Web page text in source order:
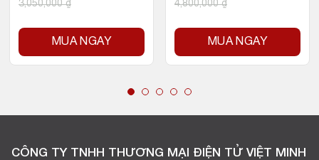
3,050,000₫
MUA NGAY
4,800,000₫
MUA NGAY
CÔNG TY TNHH THƯƠNG MẠI ĐIỆN TỬ VIỆT MINH